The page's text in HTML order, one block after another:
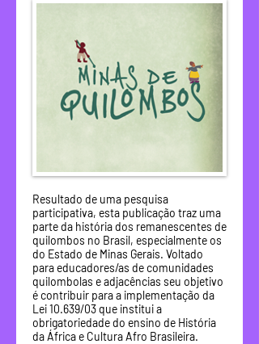
Resultado de uma pesquisa
participativa, esta publicação traz uma
parte da história dos remanescentes de
quilombos no Brasil, especialmente os
do Estado de Minas Gerais. Voltado
para educadores/as de comunidades
quilombolas e adjacências seu objetivo
é contribuir para a implementação da
Lei 10.639/03 que institui a
obrigatoriedade do ensino de História
da África e Cultura Afro Brasileira.